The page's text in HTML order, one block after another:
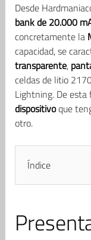
Desde
bank de 20.000
concretamente la
capacidad, se
transparente,
celdas de litio
Lightning. De esta
dispositivoque
otro.
Índice